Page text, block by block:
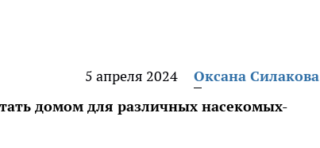
5 апреля 2024
Оксана Силакова
домом для различных насекомых-